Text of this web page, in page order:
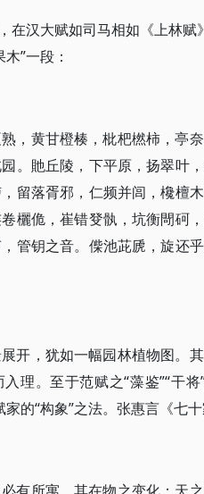
在汉大赋如司马相如《上林赋
”一段：
，黄甘橙楱，枇杷橪柿，亭
。貤丘陵，下平原，扬翠叶
留落胥邪，仁频并闾，欃檀
欐佹，崔错癹骫，坑衡閜砢
管钥之音。偨池茈虒，旋还
开，犹如一幅园林植物图。
理。至于范赋之“藻鉴”“干
的“构象”之法。张惠言《七十